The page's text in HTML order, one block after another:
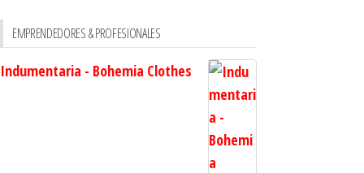
EMPRENDEDORES & PROFESIONALES
Indumentaria - Bohemia Clothes